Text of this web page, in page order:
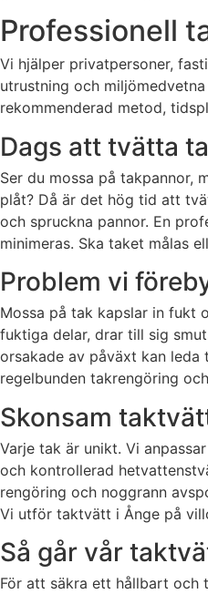
Professionell
Vi hjälper privatpersoner,
utrustning och
rekommenderad metod,
Dags att tvätta
Ser du mossa på takpannor,
plåt? Då är det hög tid att
och spruckna pannor. En
minimeras. Ska taket målas
Problem vi
Mossa på tak kapslar in fukt
fuktiga delar, drar till sig
orsakade av påväxt kan
regelbunden takrengöring
Skonsam
Varje tak är unikt. Vi
och kontrollerad
rengöring och noggrann
Vi utför taktvätt i Ånge på
Så går vår
För att säkra ett hållbart och